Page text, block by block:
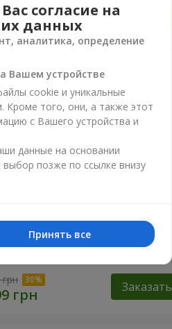
"Цветочный бал"
Заказать
согласие на
данных
аналитика, определение
Вашем устройстве
cookie и уникальные
Кроме того, они, а также этот
с Вашего устройства и
данные на основании
позже по ссылке внизу
Принять все